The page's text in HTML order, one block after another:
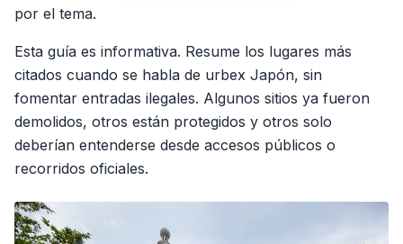
por el tema.
Esta guía es informativa. Resume los lugares más
citados cuando se habla de urbex Japón, sin
fomentar entradas ilegales. Algunos sitios ya fueron
demolidos, otros están protegidos y otros solo
deberían entenderse desde accesos públicos o
recorridos oficiales.